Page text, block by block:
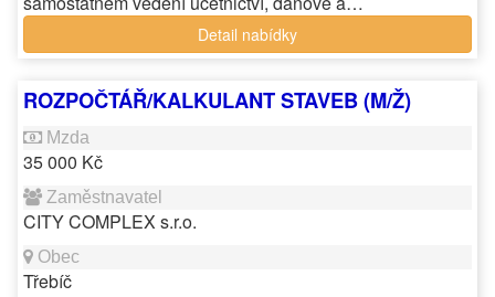
Detail nabídky
ROZPOČTÁŘ/KALKULANT STAVEB (M/Ž)
35 000 Kč
CITY COMPLEX s.r.o.
Třebíč